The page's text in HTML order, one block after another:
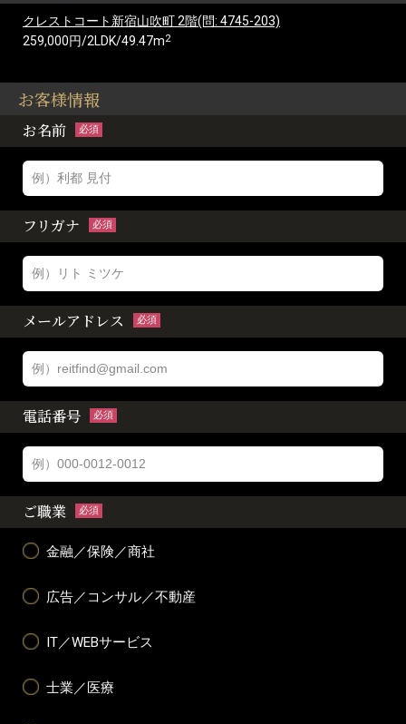
クレストコート新宿山吹町 2階(問: 4745-203)
259,000円/2LDK/49.47m2
お客様情報
お名前 必須
フリガナ 必須
メールアドレス 必須
電話番号 必須
ご職業 必須
金融／保険／商社
広告／コンサル／不動産
IT／WEBサービス
士業／医療